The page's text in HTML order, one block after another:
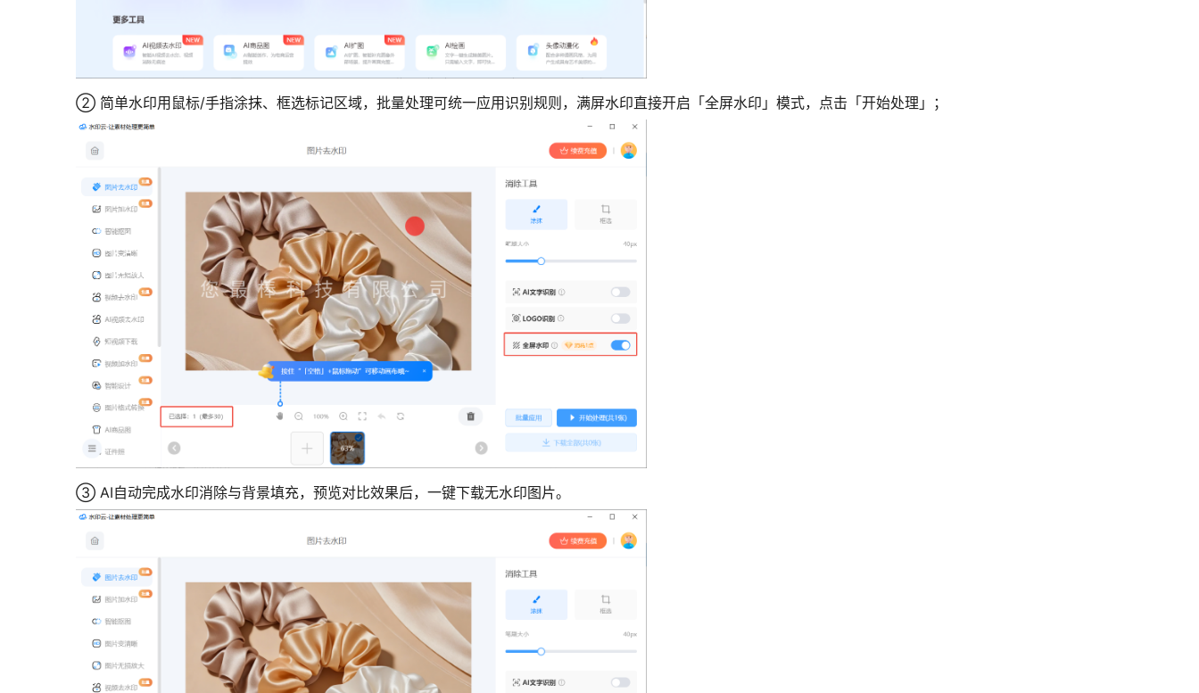
② 简单水印用鼠标/手指涂抹、框选标记区域，批量处理可统一应用识别规则，满屏水印直接开启「全屏水印」模式，点击「开始处理」；
③ AI自动完成水印消除与背景填充，预览对比效果后，一键下载无水印图片。